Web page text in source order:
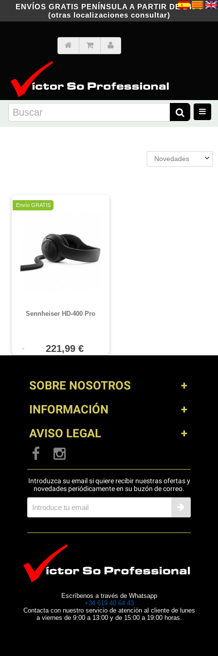
ENVÍOS GRATIS PENÍNSULA A PARTIR DE 149 €
(otras localizaciones consultar)
Novedades
Sennheiser HD-400 Pro
221,99 €
Oferta
Envío GRATIS
SOBRE NOSOTROS
INFORMACIÓN
AVISO LEGAL
Introduzca su email si quiere recibir nuestras ofertas y
novedades periódicamente en su buzón de correo.
Escríbenos a través de Whatsapp
+34 619 40 64 43
Contacta con nuestro servicio de atención al cliente de lunes
a viernes de 9:00 a 13:00 y de 15:00 a 19:00 horas.